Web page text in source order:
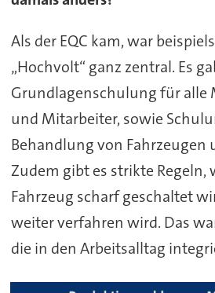
Als der EQC kam, war
„Hochvolt“ ganz zentral. Es
Grundlagenschulung für alle
und Mitarbeiter, sowie
Behandlung von Fahrzeugen
Zudem gibt es strikte Regeln,
Fahrzeug scharf geschaltet
weiter verfahren wird. Das
die in den Arbeitsalltag